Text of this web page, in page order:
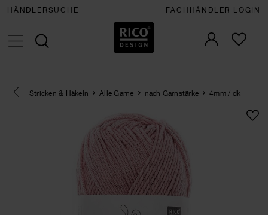
HÄNDLERSUCHE FACHHÄNDLER LOGIN
Eine Kategorie zurück navigieren
Stricken & Häkeln Alle Garne nach Garnstärke 4mm / dk